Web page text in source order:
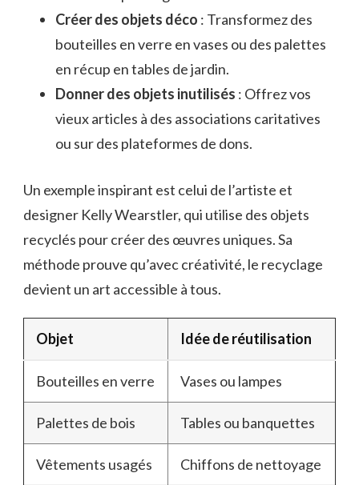
Créer des objets déco : Transformez des
bouteilles en verre en vases ou des palettes
en récup en tables de jardin.
Donner des objets inutilisés : Offrez vos
vieux articles à des associations caritatives
ou sur des plateformes de dons.
Un exemple inspirant est celui de l’artiste et
designer Kelly Wearstler, qui utilise des objets
recyclés pour créer des œuvres uniques. Sa
méthode prouve qu’avec créativité, le recyclage
devient un art accessible à tous.
Objet Idée de réutilisation
Bouteilles en verre Vases ou lampes
Palettes de bois Tables ou banquettes
Vêtements usagés Chiffons de nettoyage